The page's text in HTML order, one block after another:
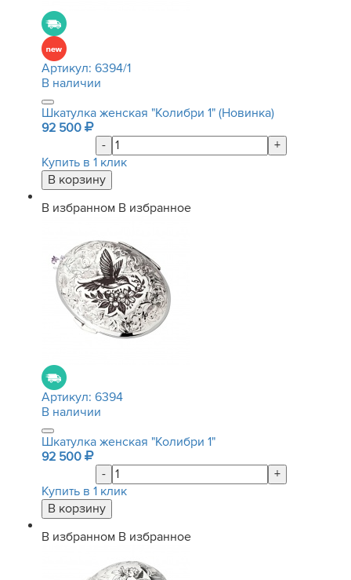
Артикул: 6394/1
В наличии
Шкатулка женская "Колибри 1" (Новинка)
92 500
-
+
Купить в 1 клик
В избранном В избранное
Артикул: 6394
В наличии
Шкатулка женская "Колибри 1"
92 500
-
+
Купить в 1 клик
В избранном В избранное